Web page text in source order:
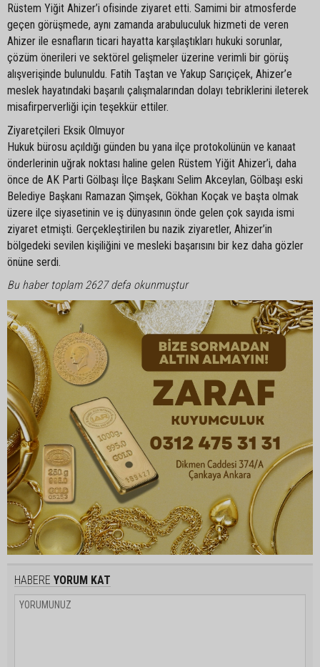
Rüstem Yiğit Ahizer’i ofisinde ziyaret etti. Samimi bir atmosferde
geçen görüşmede, aynı zamanda arabuluculuk hizmeti de veren
Ahizer ile esnafların ticari hayatta karşılaştıkları hukuki sorunlar,
çözüm önerileri ve sektörel gelişmeler üzerine verimli bir görüş
alışverişinde bulunuldu. Fatih Taştan ve Yakup Sarıçiçek, Ahizer’e
meslek hayatındaki başarılı çalışmalarından dolayı tebriklerini ileterek
misafirperverliği için teşekkür ettiler.
Ziyaretçileri Eksik Olmuyor
Hukuk bürosu açıldığı günden bu yana ilçe protokolünün ve kanaat
önderlerinin uğrak noktası haline gelen Rüstem Yiğit Ahizer’i, daha
önce de AK Parti Gölbaşı İlçe Başkanı Selim Akceylan, Gölbaşı eski
Belediye Başkanı Ramazan Şimşek, Gökhan Koçak ve başta olmak
üzere ilçe siyasetinin ve iş dünyasının önde gelen çok sayıda ismi
ziyaret etmişti. Gerçekleştirilen bu nazik ziyaretler, Ahizer’in
bölgedeki sevilen kişiliğini ve mesleki başarısını bir kez daha gözler
önüne serdi.
Bu haber toplam 2627 defa okunmuştur
HABERE YORUM KAT